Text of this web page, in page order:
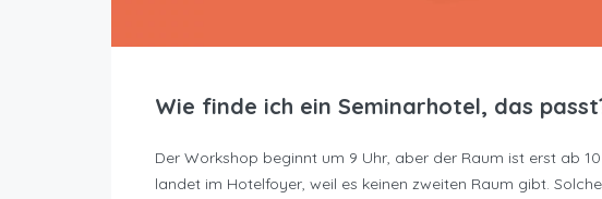
Wie finde ich ein Seminarhotel, das
Der Workshop beginnt um 9 Uhr, aber der Raum ist erst ab
landet im Hotelfoyer, weil es keinen zweiten Raum gibt.